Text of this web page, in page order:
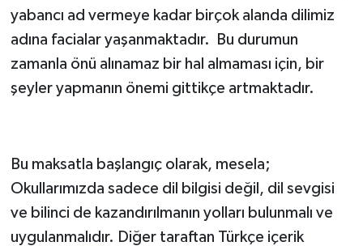
yabancı ad vermeye kadar birçok alanda dilimiz
adına facialar yaşanmaktadır. Bu durumun
zamanla önü alınamaz bir hal almaması için, bir
şeyler yapmanın önemi gittikçe artmaktadır.
Bu maksatla başlangıç olarak, mesela;
Okullarımızda sadece dil bilgisi değil, dil sevgisi
ve bilinci de kazandırılmanın yolları bulunmalı ve
uygulanmalıdır. Diğer taraftan Türkçe içerik